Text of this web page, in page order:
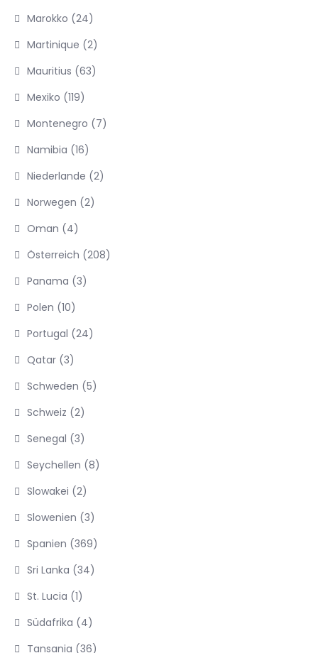
Marokko (24)
Martinique (2)
Mauritius (63)
Mexiko (119)
Montenegro (7)
Namibia (16)
Niederlande (2)
Norwegen (2)
Oman (4)
Österreich (208)
Panama (3)
Polen (10)
Portugal (24)
Qatar (3)
Schweden (5)
Schweiz (2)
Senegal (3)
Seychellen (8)
Slowakei (2)
Slowenien (3)
Spanien (369)
Sri Lanka (34)
St. Lucia (1)
Südafrika (4)
Tansania (36)